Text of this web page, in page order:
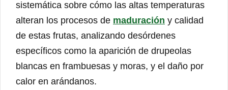
sistemática sobre cómo las altas temperaturas
alteran los procesos de maduración y calidad
de estas frutas, analizando desórdenes
específicos como la aparición de drupeolas
blancas en frambuesas y moras, y el daño por
calor en arándanos.